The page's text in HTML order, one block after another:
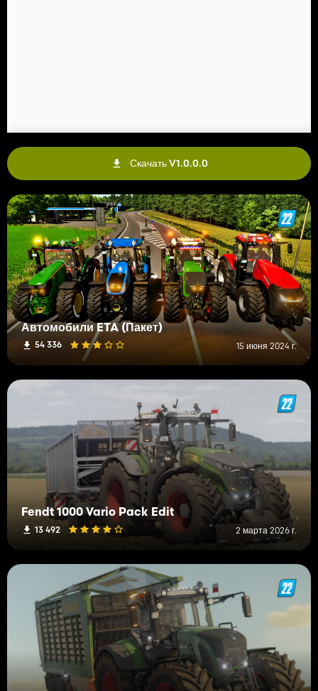
Скачать V1.0.0.0
Автомобили ETA (Пакет)
54 336 15 июня 2024 г.
Fendt 1000 Vario Pack Edit
13 492 2 марта 2026 г.